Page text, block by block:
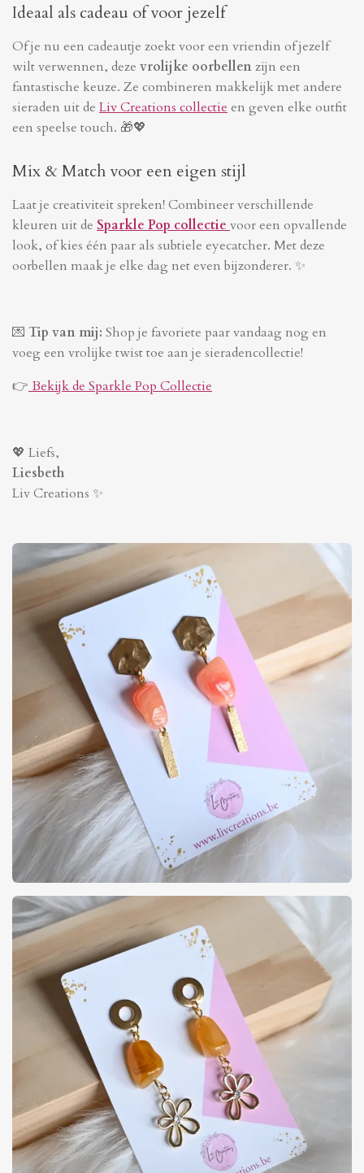
Ideaal als cadeau of voor jezelf
Of je nu een cadeautje zoekt voor een vriendin of jezelf
wilt verwennen, deze vrolijke oorbellenzijn een
fantastische keuze. Ze combineren makkelijk met andere
sieraden uit de Liv Creations collectie en geven elke outfit
een speelse touch. 🎁💖
Mix & Match voor een eigen stijl
Laat je creativiteit spreken! Combineer verschillende
kleuren uit de Sparkle Pop collectie voor een opvallende
look, of kies één paar als subtiele eyecatcher. Met deze
oorbellen maak je elke dag net even bijzonderer. ✨
💌 Tip van mij: Shop je favoriete paar vandaag nog en
voeg een vrolijke twist toe aan je sieradencollectie!
👉 Bekijk de Sparkle Pop Collectie
💖 Liefs,
Liesbeth
Liv Creations ✨